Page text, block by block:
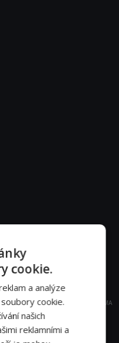
REKLAMA
cookie.
a analýze
cookie.
našich
reklamními a